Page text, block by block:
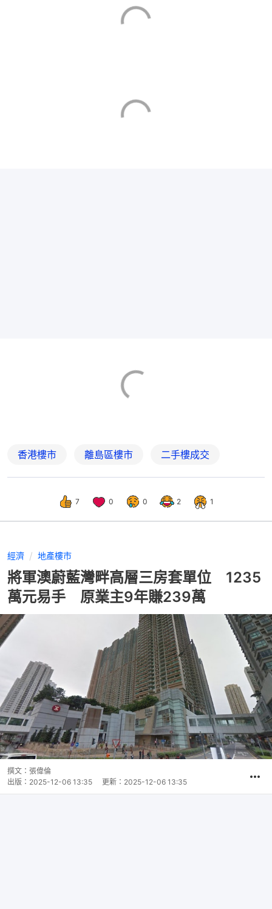
香港樓市 離島區樓市 二手樓成交
7 0 0 2 1
經濟 地產樓市
將軍澳蔚藍灣畔高層三房套單位 1235
萬元易手 原業主9年賺239萬
撰文： 張偉倫
出版： 2025-12-06 13:35 更新： 2025-12-06 13:35